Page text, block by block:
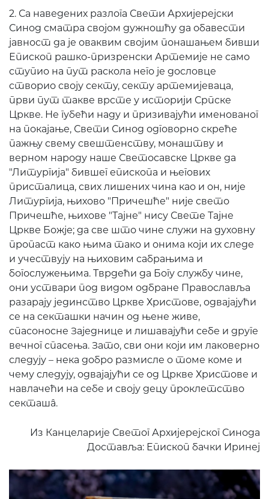
2. Са наведених разлога Свети Архијерејски
Синод сматра својом дужношћу да обавести
јавност да је оваквим својим понашањем бивши
Епископ рашко-призренски Артемије не само
ступио на пут раскола него је дословце
створио своју секту, секту артемијеваца,
први пут такве врсте у историји Српске
Цркве. Не губећи наду и призивајући именованог
на покајање, Свети Синод одговорно скреће
пажњу свему свештенству, монаштву и
верном народу наше Светосавске Цркве да
"Литургија" бившег епископа и његових
присталица, свих лишених чина као и он, није
Литургија, њихово "Причешће" није свето
Причешће, њихове "Tајне" нису Свете Тајне
Цркве Божје; да све што чине служи на духовну
пропаст како њима тако и онима који их следе
и учествују на њиховим сабрањима и
богослужењима. Тврдећи да Богу службу чине,
они уствари под видом одбране Православља
разарају јединство Цркве Христове, одвајајући
се на секташки начин од њене живе,
спасоносне Заједнице и лишавајући себе и друге
вечног спасења. Зато, сви они који им лаковерно
следују – нека добро размисле о томе коме и
чему следују, одвајајући се од Цркве Христове и
навлачећи на себе и своју децу проклетство
секташâ.
Из Канцеларије Светог Архијерејског Синода
Доставља: Епископ бачки Иринеј
ПОНУДА ЕПАРХИЈСКЕ